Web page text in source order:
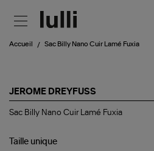
Accueil Sac Billy Nano Cuir Lamé Fuxia
JEROME DREYFUSS
Sac
Cuir
Sac Billy Nano Cuir Lamé Fuxia
Taille unique